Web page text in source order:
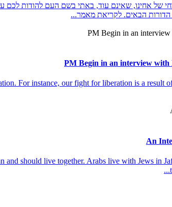
של אחינו, שאינם עוד, באתי בשם העם להודות לכם
הבאים. לקריאת מאמר...
For instance, our fight for liberation is a result
and should live together. Arabs live with Jews